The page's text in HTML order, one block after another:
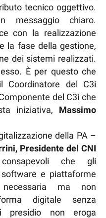
tecnico oggettivo.
messaggio chiaro.
con la realizzazione
la fase della gestione,
dei sistemi realizzati.
È per questo che
Coordinatore del C3i
del C3i che
iniziativa, Massimo
della PA –
Presidente del CNI
che gli
e piattaforme
ma non
digitale senza
presidio non eroga